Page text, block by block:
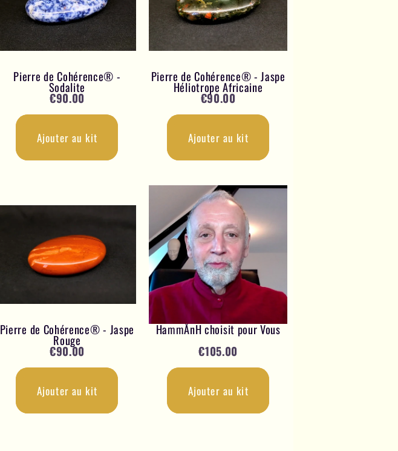
Pierre de Cohérence® -
Sodalite
€90.00
Ajouter au kit
Pierre de Cohérence® - Jaspe
Héliotrope Africaine
€90.00
Ajouter au kit
Pierre de Cohérence® - Jaspe
Rouge
€90.00
Ajouter au kit
HammÅnH choisit pour Vous
€105.00
Ajouter au kit